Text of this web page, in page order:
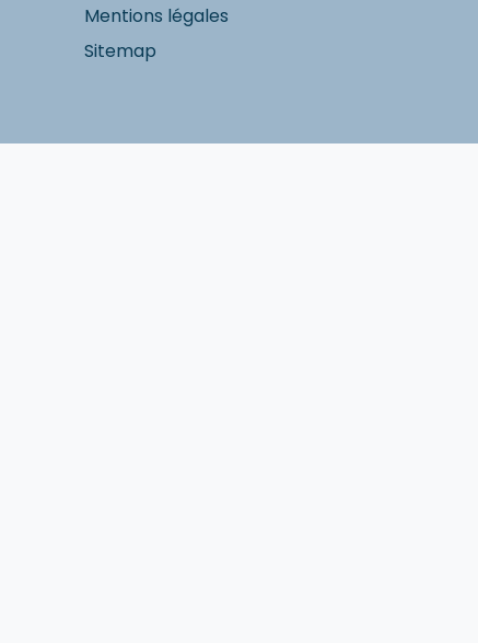
Mentions légales
Sitemap